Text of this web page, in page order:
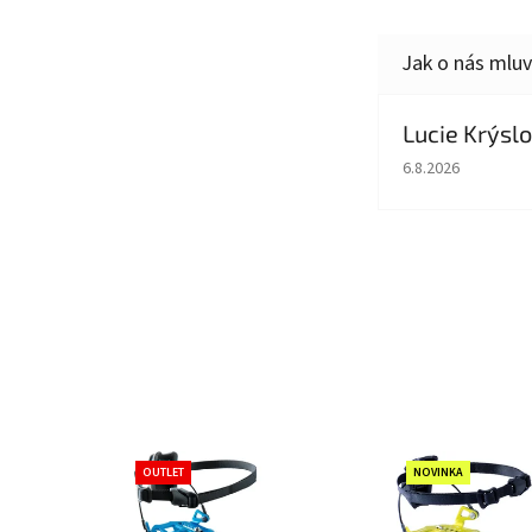
Lucie
Hodnocení
6.8.2026
OUTLET NOVINKA